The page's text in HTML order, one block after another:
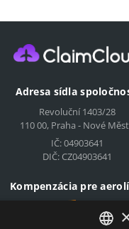
Adresa sídla
Revoluční 1403/28
110 00, Praha - Nové
IČ: 04903641
DIČ: CZ04903641
Kompenzácia pre